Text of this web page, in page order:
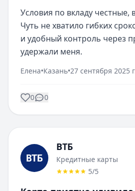
Условия по вкладу честные,
Чуть не хватило гибких
и удобный контроль через
удержали меня.
Елена•Казань•27 сентября 2025
0 0
ВТБ
Кредитные карты
5/5